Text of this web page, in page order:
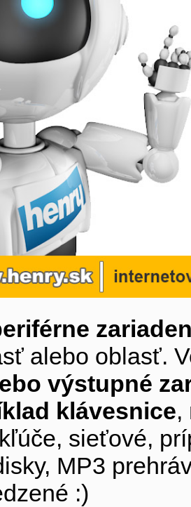
alebo oblasť.
výstupné
klávesnice,
sieťové,
MP3
:)